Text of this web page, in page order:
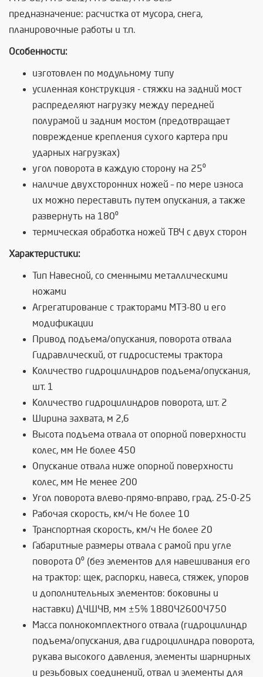
предназначение: расчистка от мусора, снега,
планировочные работы и т.п.
Особенности:
изготовлен по модульному типу
усиленная конструкция - стяжки на задний мост
распределяют нагрузку между передней
полурамой и задним мостом (предотвращает
повреждение крепления сухого картера при
ударных нагрузках)
угол поворота в каждую сторону на 25⁰
наличие двухсторонних ножей – по мере износа
их можно переставить путем опускания, а также
развернуть на 180⁰
термическая обработка ножей ТВЧ с двух сторон
Характеристики:
Тип Навесной, со сменными металлическими
ножами
Агрегатирование с тракторами МТЗ-80 и его
модификации
Привод подъема/опускания, поворота отвала
Гидравлический, от гидросистемы трактора
Количество гидроцилиндров подъема/опускания,
шт. 1
Количество гидроцилиндров поворота, шт. 2
Ширина захвата, м 2,6
Высота подъема отвала от опорной поверхности
колес, мм Не более 450
Опускание отвала ниже опорной поверхности
колес, мм Не менее 200
Угол поворота влево-прямо-вправо, град. 25-0-25
Рабочая скорость, км/ч Не более 10
Транспортная скорость, км/ч Не более 20
Габаритные размеры отвала с рамой при угле
поворота 0⁰ (без элементов для навешивания его
на трактор: щек, распорки, навеса, стяжек, упоров
и дополнительных элементов: боковины и
наставки) Д×Ш×В, мм ±5% 1880×2600×750
Масса полнокомплектного отвала (гидроцилиндр
подъема/опускания, два гидроцилиндра поворота,
рукава высокого давления, элементы шарнирных
и резьбовых соединений, отвал и элементы для